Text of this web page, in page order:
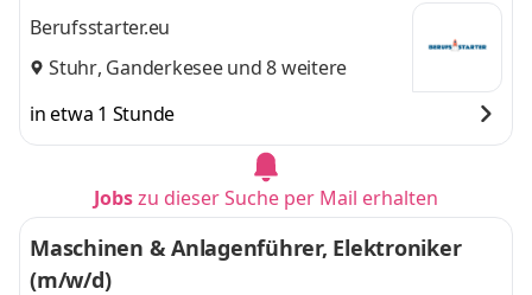
Berufsstarter.eu
Stuhr, Ganderkeseeund 8 weitere
in etwa 1 Stunde
Jobszu dieser Suche per Mail erhalten
Maschinen & Anlagenführer, Elektroniker
(m/w/d)